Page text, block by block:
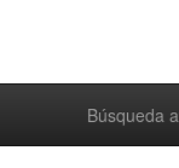
Búsqueda